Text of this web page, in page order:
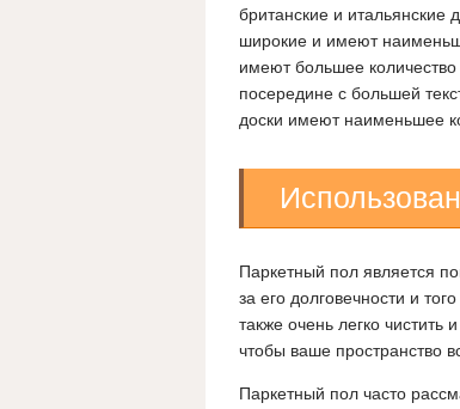
британские и
широкие и имеют
имеют большее количество
посередине с большей
доски имеют наименьшее
Паркетный пол является
за его долговечности и
также очень легко
чтобы ваше пространство
Паркетный пол часто